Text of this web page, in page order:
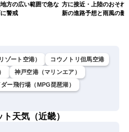
方の広い範囲で急な
警戒
方に接近・上陸のおそれ
新の進路予想と雨風の影
ゾート空港）
コウノトリ但馬空港
神戸空港（マリンエア）
ー飛行場（MPG琵琶湖）
天気（近畿）